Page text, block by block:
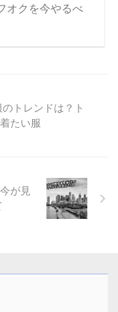
オクを今やるべ
トレンドは？ト
たい服
が見